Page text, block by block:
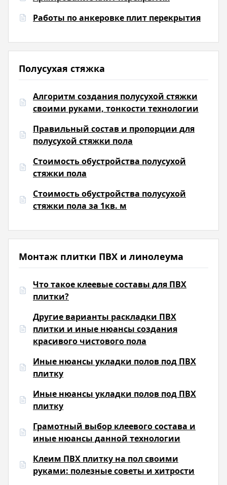
Работы по анкеровке плит перекрытия
Полусухая стяжка
Алгоритм создания полусухой стяжки
своими руками, тонкости технологии
Правильный состав и пропорции для
полусухой стяжки пола
Стоимость обустройства полусухой
стяжки пола
Стоимость обустройства полусухой
стяжки пола за 1кв. м
Монтаж плитки ПВХ и линолеума
Что такое клеевые составы для ПВХ
плитки?
Другие варианты раскладки ПВХ
плитки и иные нюансы создания
красивого чистового пола
Иные нюансы укладки полов под ПВХ
плитку
Иные нюансы укладки полов под ПВХ
плитку
Грамотный выбор клеевого состава и
иные нюансы данной технологии
Клеим ПВХ плитку на пол своими
руками: полезные советы и хитрости